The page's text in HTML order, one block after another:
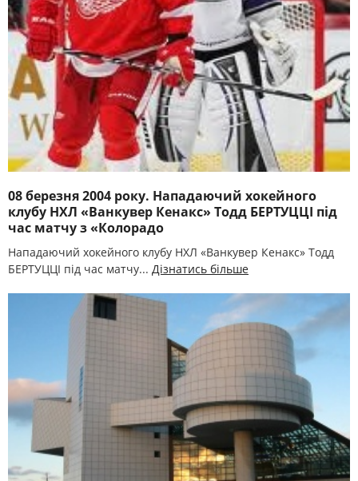
08 березня 2004 року. Нападаючий хокейного
клубу НХЛ «Ванкувер Кенакс» Тодд БЕРТУЦЦІ під
час матчу з «Колорадо
Нападаючий хокейного клубу НХЛ «Ванкувер Кенакс» Тодд
БЕРТУЦЦІ під час матчу... Дізнатись більше